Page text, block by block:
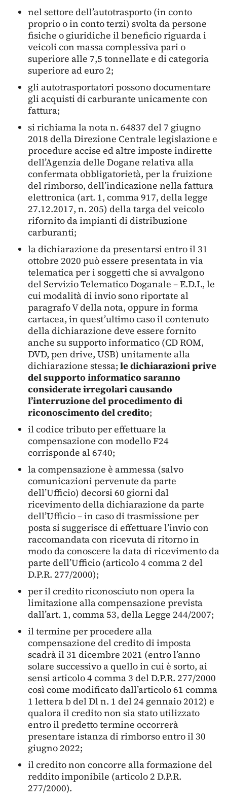
nel settore dell’autotrasporto (in conto
proprio o in conto terzi) svolta da persone
fisiche o giuridiche il beneficio riguarda i
veicoli con massa complessiva pari o
superiore alle 7,5 tonnellate e di categoria
superiore ad euro 2;
gli autotrasportatori possono documentare
gli acquisti di carburante unicamente con
fattura;
si richiama la nota n. 64837 del 7 giugno
2018 della Direzione Centrale legislazione e
procedure accise ed altre imposte indirette
dell’Agenzia delle Dogane relativa alla
confermata obbligatorietà, per la fruizione
del rimborso, dell’indicazione nella fattura
elettronica (art. 1, comma 917, della legge
27.12.2017, n. 205) della targa del veicolo
rifornito da impianti di distribuzione
carburanti;
la dichiarazione da presentarsi entro il 31
ottobre 2020 può essere presentata in via
telematica per i soggetti che si avvalgono
del Servizio Telematico Doganale – E.D.I., le
cui modalità di invio sono riportate al
paragrafo V della nota, oppure in forma
cartacea, in quest’ultimo caso il contenuto
della dichiarazione deve essere fornito
anche su supporto informatico (CD ROM,
DVD, pen drive, USB) unitamente alla
dichiarazione stessa; le dichiarazioni prive
del supporto informatico saranno
considerate irregolari causando
l’interruzione del procedimento di
riconoscimento del credito;
il codice tributo per effettuare la
compensazione con modello F24
corrisponde al 6740;
la compensazione è ammessa (salvo
comunicazioni pervenute da parte
dell’Ufficio) decorsi 60 giorni dal
ricevimento della dichiarazione da parte
dell’Ufficio – in caso di trasmissione per
posta si suggerisce di effettuare l’invio con
raccomandata con ricevuta di ritorno in
modo da conoscere la data di ricevimento da
parte dell’Ufficio (articolo 4 comma 2 del
D.P.R. 277/2000);
per il credito riconosciuto non opera la
limitazione alla compensazione prevista
dall’art. 1, comma 53, della Legge 244/2007;
il termine per procedere alla
compensazione del credito di imposta
scadrà il 31 dicembre 2021 (entro l’anno
solare successivo a quello in cui è sorto, ai
sensi articolo 4 comma 3 del D.P.R. 277/2000
così come modificato dall’articolo 61 comma
1 lettera b del Dl n. 1 del 24 gennaio 2012) e
qualora il credito non sia stato utilizzato
entro il predetto termine occorrerà
presentare istanza di rimborso entro il 30
giugno 2022;
il credito non concorre alla formazione del
reddito imponibile (articolo 2 D.P.R.
277/2000).